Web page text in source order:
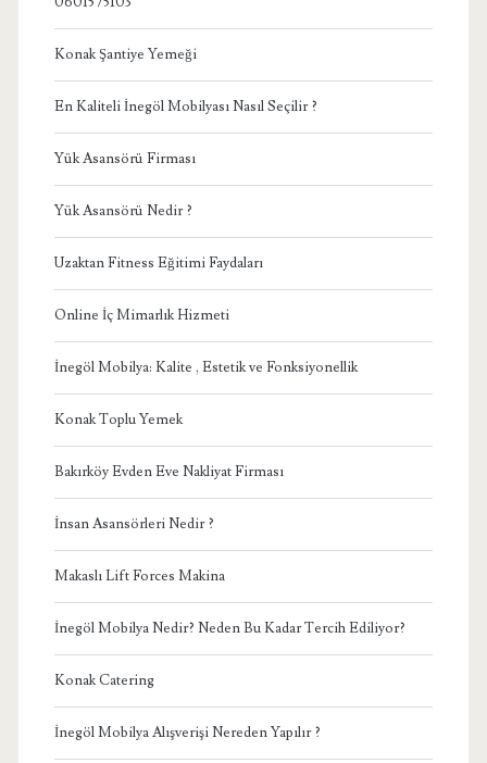
Konak Şantiye Yemeği
En Kaliteli İnegöl Mobilyası Nasıl Seçilir ?
Yük Asansörü Firması
Yük Asansörü Nedir ?
Uzaktan Fitness Eğitimi Faydaları
Online İç Mimarlık Hizmeti
İnegöl Mobilya: Kalite , Estetik ve Fonksiyonellik
Konak Toplu Yemek
Bakırköy Evden Eve Nakliyat Firması
İnsan Asansörleri Nedir ?
Makaslı Lift Forces Makina
İnegöl Mobilya Nedir? Neden Bu Kadar Tercih Ediliyor?
Konak Catering
İnegöl Mobilya Alışverişi Nereden Yapılır ?